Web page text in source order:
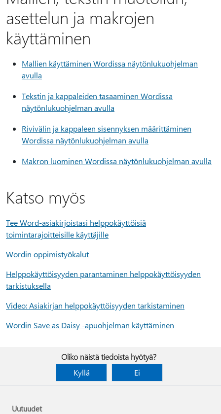
asettelun ja makrojen
käyttäminen
Mallien käyttäminen Wordissa näytönlukuohjelman
avulla
Tekstin ja kappaleiden tasaaminen Wordissa
näytönlukuohjelman avulla
Rivivälin ja kappaleen sisennyksen määrittäminen
Wordissa näytönlukuohjelman avulla
Makron luominen Wordissa näytönlukuohjelman avulla
Katso myös
Tee Word-asiakirjoistasi helppokäyttöisiä
toimintarajoitteisille käyttäjille
Wordin oppimistyökalut
Helppokäyttöisyyden parantaminen helppokäyttöisyyden
tarkistuksella
Video: Asiakirjan helppokäyttöisyyden tarkistaminen
Wordin Save as Daisy -apuohjelman käyttäminen
Oliko näistä tiedoista hyötyä?
Kyllä
Ei
Uutuudet